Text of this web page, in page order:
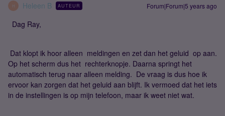
H Heleen B AUTEUR Forum|Forum|5 years ago
Dag Ray,
Dat klopt ik hoor alleen meldingen en zet dan het geluid op aan.
Op het scherm dus het rechterknopje. Daarna springt het
automatisch terug naar alleen melding. De vraag is dus hoe ik
ervoor kan zorgen dat het geluid aan blijft. Ik vermoed dat het iets
in de instellingen is op mijn telefoon, maar ik weet niet wat.